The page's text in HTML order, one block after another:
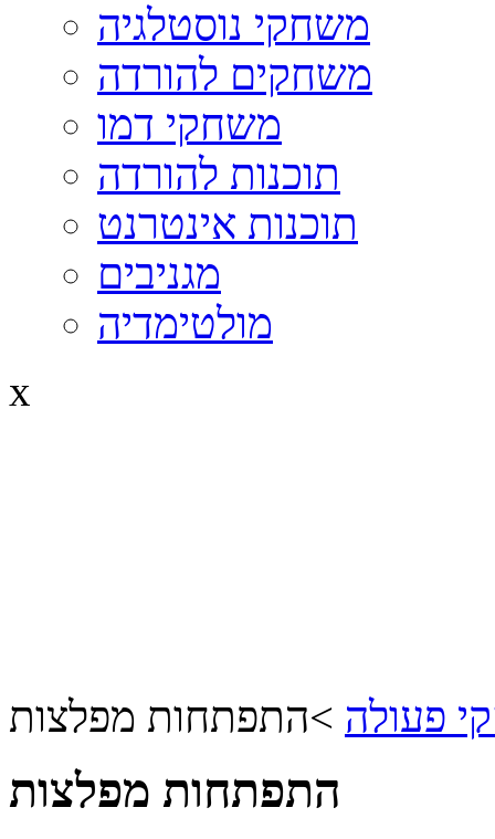
משחקי נוסטלגיה
משחקים להורדה
משחקי דמו
תוכנות להורדה
תוכנות אינטרנט
מגניבים
מולטימדיה
x
פעולה >התפתחות מפלצות
התפתחות מפלצות